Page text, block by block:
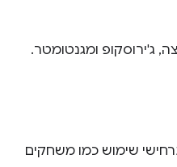
שימוש כמו משחקים